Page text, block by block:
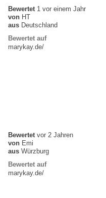
Bewertet 1 vor einem Jahr
von HT
aus Deutschland
Bewertet auf
marykay.de/
Bewertetvor 2 Jahren
von Emi
aus Würzburg
Bewertet auf
marykay.de/